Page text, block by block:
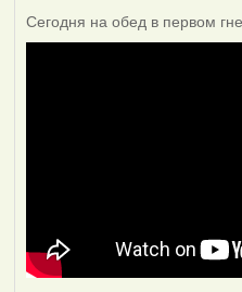
Сегодня на обед в первом